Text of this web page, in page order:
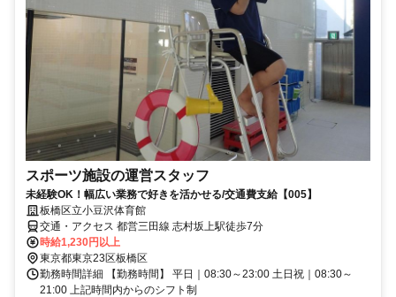
スポーツ施設の運営スタッフ
未経験OK！幅広い業務で好きを活かせる/交通費支給【005】
板橋区立小豆沢体育館
交通・アクセス 都営三田線 志村坂上駅徒歩7分
時給1,230円以上
東京都東京23区板橋区
勤務時間詳細 【勤務時間】 平日｜08:30～23:00 土日祝｜08:30～
21:00 上記時間内からのシフト制